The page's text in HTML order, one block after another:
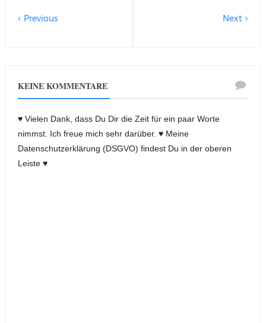
Next
Previous
KEINE KOMMENTARE
♥ Vielen Dank, dass Du Dir die Zeit für ein paar Worte
nimmst. Ich freue mich sehr darüber. ♥ Meine
Datenschutzerklärung (DSGVO) findest Du in der oberen
Leiste ♥